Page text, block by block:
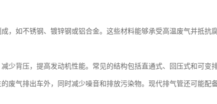
，如不锈钢、镀锌钢或铝合金。这些材料能够承受高温废气并抵抗
少背压，提高发动机性能。常见的结构包括直通式、回压式和可变排
废气排出车外，同时减少噪音和排放污染物。现代排气管还可能配